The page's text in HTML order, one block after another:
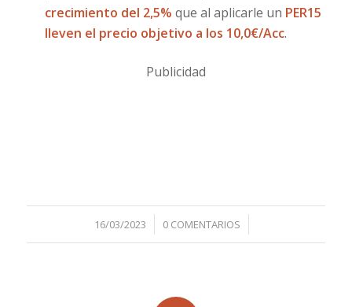
crecimiento del 2,5% que al aplicarle un PER15
lleven el precio objetivo a los 10,0€/Acc.
Publicidad
16/03/2023
/ 0 COMENTARIOS
/